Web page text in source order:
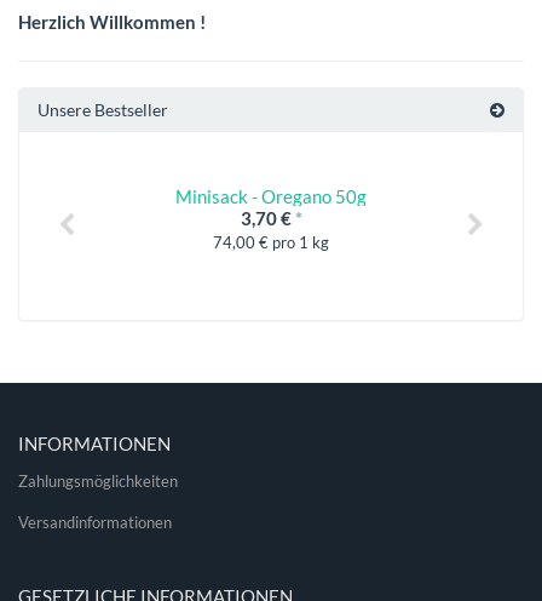
Herzlich Willkommen !
Unsere Bestseller
Minisack - Oregano 50g
3,70 € *
74,00 € pro 1 kg
INFORMATIONEN
Zahlungsmöglichkeiten
Versandinformationen
GESETZLICHE INFORMATIONEN